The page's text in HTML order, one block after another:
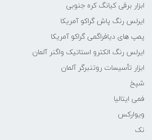
ابزار برقی کیانگ کره جنوبی
ایرلس رنگ پاش گراکو آمریکا
پمپ های دیافراگمی گراکو آمریکا
ایرلس رنگ الکترو استاتیک واگنر آلمان
ابزار تأسیسات روتنبرگر آلمان
شپخ
فمی ایتالیا
ویوارکس
نک